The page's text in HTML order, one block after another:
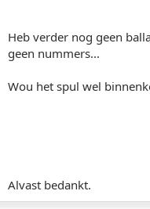
Heb verder nog geen
geen nummers...
Wou het spul wel
Alvast bedankt.